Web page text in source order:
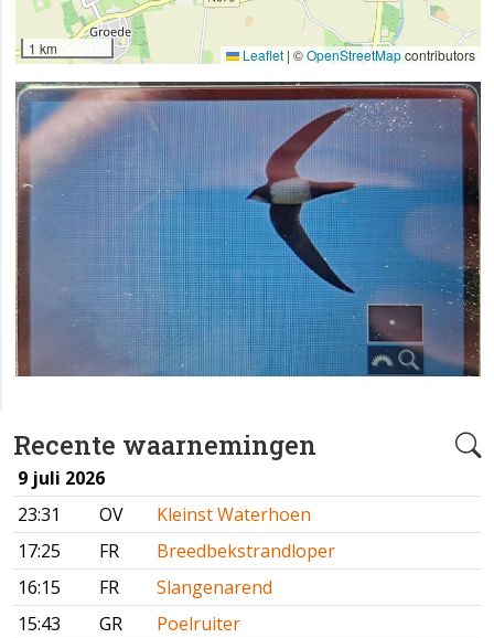
Recente waarnemingen
9 juli 2026
23:31
OV
Kleinst Waterhoen
17:25
FR
Breedbekstrandloper
16:15
FR
Slangenarend
15:43
GR
Poelruiter
1 km Leaflet | ©OpenStreetMapcontributors